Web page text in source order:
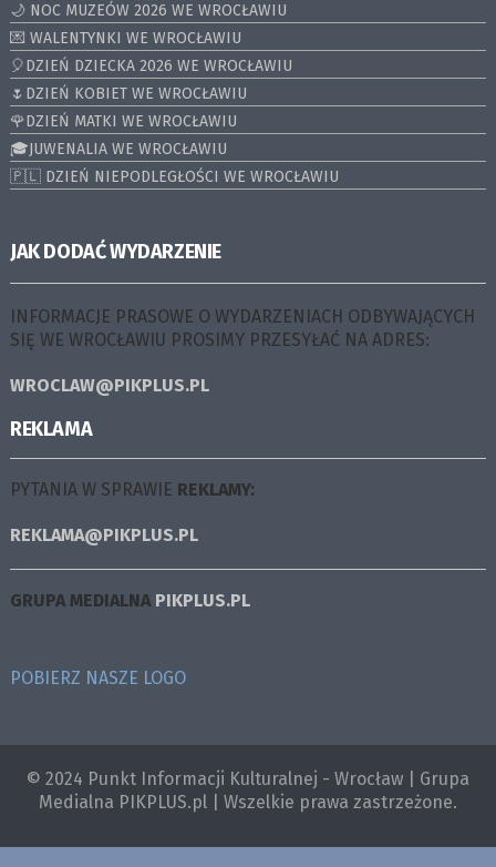
🌙 NOC MUZEÓW 2026 WE WROCŁAWIU
💌 WALENTYNKI WE WROCŁAWIU
🎈DZIEŃ DZIECKA 2026 WE WROCŁAWIU
🌷DZIEŃ KOBIET WE WROCŁAWIU
🌹DZIEŃ MATKI WE WROCŁAWIU
🎓JUWENALIA WE WROCŁAWIU
🇵🇱 DZIEŃ NIEPODLEGŁOŚCI WE WROCŁAWIU
JAK DODAĆ WYDARZENIE
INFORMACJE PRASOWE O WYDARZENIACH ODBYWAJĄCYCH
SIĘ WE WROCŁAWIU PROSIMY PRZESYŁAĆ NA ADRES:
WROCLAW@PIKPLUS.PL
REKLAMA
PYTANIA W SPRAWIE REKLAMY:
REKLAMA@PIKPLUS.PL
GRUPA MEDIALNA PIKPLUS.PL
POBIERZ NASZE LOGO
© 2024 Punkt Informacji Kulturalnej - Wrocław | Grupa
Medialna PIKPLUS.pl | Wszelkie prawa zastrzeżone.